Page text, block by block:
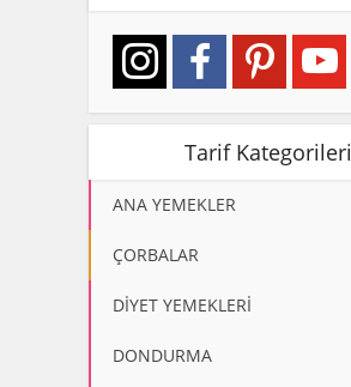
Tarif Kategorileri
ANA YEMEKLER
ÇORBALAR
DİYET YEMEKLERİ
DONDURMA